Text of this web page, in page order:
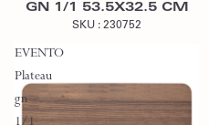
GN 1/1 53.5X32.5 CM
SKU : 230752
EVENTO
Plateau
gn